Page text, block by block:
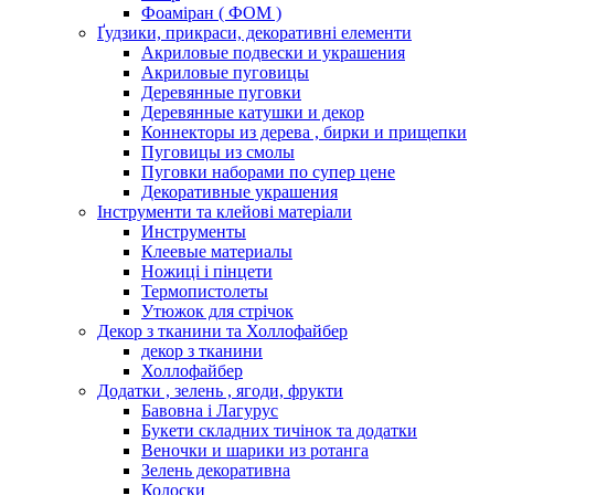
Фоаміран ( ФОМ )
Ґудзики, прикраси, декоративні елементи
Акриловые подвески и украшения
Акриловые пуговицы
Деревянные пуговки
Деревянные катушки и декор
Коннекторы из дерева , бирки и прищепки
Пуговицы из смолы
Пуговки наборами по супер цене
Декоративные украшения
Інструменти та клейові матеріали
Инструменты
Клеевые материалы
Ножиці і пінцети
Термопистолеты
Утюжок для стрічок
Декор з тканини та Холлофайбер
декор з тканини
Холлофайбер
Додатки , зелень , ягоди, фрукти
Бавовна і Лагурус
Букети складних тичінок та додатки
Веночки и шарики из ротанга
Зелень декоративна
Колоски